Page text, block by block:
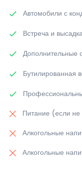
Автомобили с
Встреча и
Дополнительные
Бутилированная
Питание (если
Алкогольные
Алкогольные